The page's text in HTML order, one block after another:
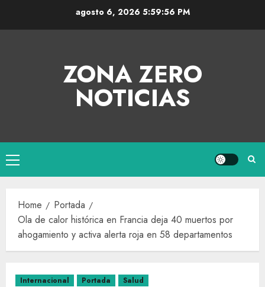
agosto 6, 2026 5:59:56 PM
ZONA ZERO
NOTICIAS
Home
Portada
Ola de calor histórica en Francia deja 40 muertos por
ahogamiento y activa alerta roja en 58 departamentos
Internacional Portada Salud